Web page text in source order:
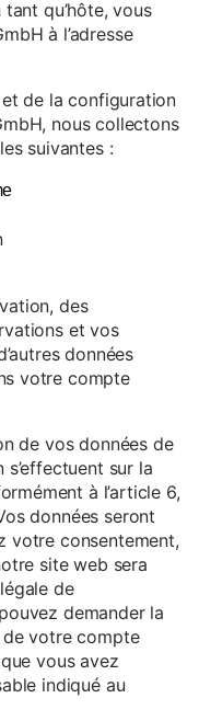
qu’hôte, vous
à l’adresse
et de la configuration
nous collectons
suivantes :
des
et vos
données
votre compte
de vos données de
sur la
à l’article 6,
données seront
votre consentement,
site web sera
de
demander la
votre compte
vous avez
indiqué au